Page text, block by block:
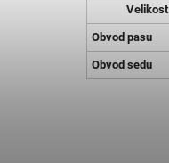
Velikost
Obvod pasu
Obvod sedu